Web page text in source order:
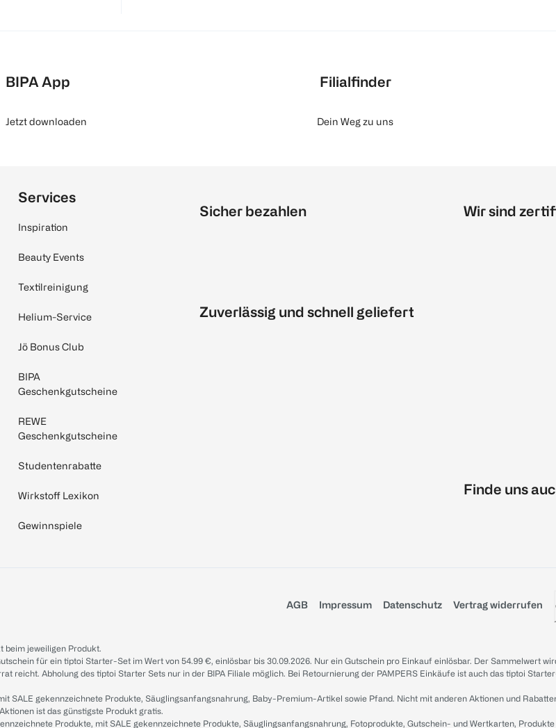
BIPA App
Jetzt downloaden
Filialfinder
Dein Weg zu uns
Services
Inspiration
Beauty Events
Textilreinigung
Helium-Service
Jö Bonus Club
BIPA
Geschenkgutscheine
REWE
Geschenkgutscheine
Studentenrabatte
Wirkstoff Lexikon
Gewinnspiele
Sicher bezahlen
Zuverlässig und schnell geliefert
Wir sind
Finde uns
AGB Impressum Datenschutz Vertrag widerrufen
beim jeweiligen Produkt.
für ein tiptoi Starter-Set im Wert von 54.99 €, einlösbar bis 30.09.2026. Nur ein Gutschein pro Einkauf einlösbar. Der Sammelwert
reicht. Abholung des tiptoi Starter Sets nur in der BIPA Filiale möglich. Bei Retournierung der PAMPERS Einkäufe ist auch das tiptoi
SALE gekennzeichnete Produkte, Säuglingsanfangsnahrung, Baby-Premium-Artikel sowie Pfand. Nicht mit anderen Aktionen und
ist das günstigste Produkt gratis.
Produkte, mit SALE gekennzeichnete Produkte, Säuglingsanfangsnahrung, Fotoprodukte, Gutschein- und Wertkarten,